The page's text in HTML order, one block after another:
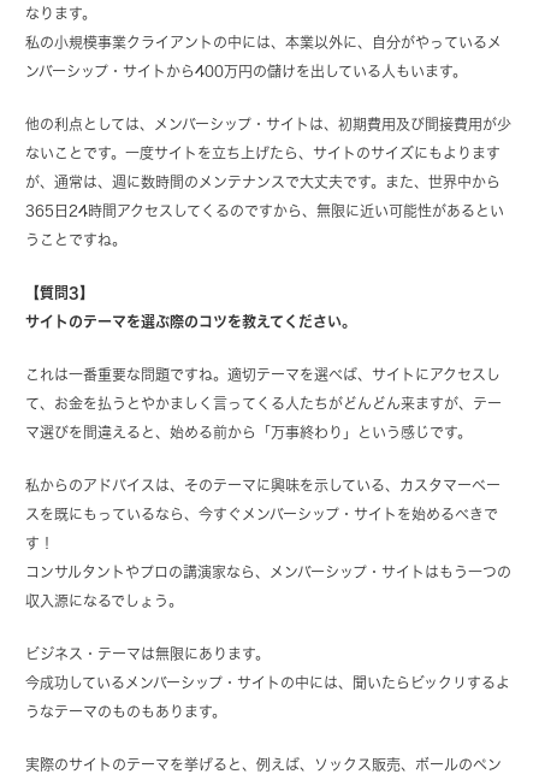
なります。
私の小規模事業クライアントの中には、本業以外に、自分がやっているメ
ンバーシップ・サイトから400万円の儲けを出している人もいます。
他の利点としては、メンバーシップ・サイトは、初期費用及び間接費用が少
ないことです。一度サイトを立ち上げたら、サイトのサイズにもよります
が、通常は、週に数時間のメンテナンスで大丈夫です。また、世界中から
365日24時間アクセスしてくるのですから、無限に近い可能性があるとい
うことですね。
【質問3】
サイトのテーマを選ぶ際のコツを教えてください。
これは一番重要な問題ですね。適切テーマを選べば、サイトにアクセスし
て、お金を払うとやかましく言ってくる人たちがどんどん来ますが、テー
マ選びを間違えると、始める前から「万事終わり」という感じです。
私からのアドバイスは、そのテーマに興味を示している、カスタマーベー
スを既にもっているなら、今すぐメンバーシップ・サイトを始めるべきで
す！
コンサルタントやプロの講演家なら、メンバーシップ・サイトはもう一つの
収入源になるでしょう。
ビジネス・テーマは無限にあります。
今成功しているメンバーシップ・サイトの中には、聞いたらビックリするよ
うなテーマのものもあります。
実際のサイトのテーマを挙げると、例えば、ソックス販売、ボールのペン